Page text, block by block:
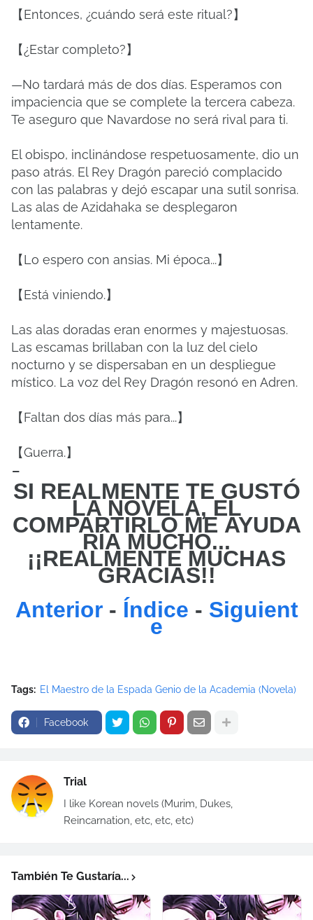
【Entonces, ¿cuándo será este ritual?】
【¿Estar completo?】
—No tardará más de dos días. Esperamos con
impaciencia que se complete la tercera cabeza.
Te aseguro que Navardose no será rival para ti.
El obispo, inclinándose respetuosamente, dio un
paso atrás. El Rey Dragón pareció complacido
con las palabras y dejó escapar una sutil sonrisa.
Las alas de Azidahaka se desplegaron
lentamente.
【Lo espero con ansias. Mi época...】
【Está viniendo.】
Las alas doradas eran enormes y majestuosas.
Las escamas brillaban con la luz del cielo
nocturno y se dispersaban en un despliegue
místico. La voz del Rey Dragón resonó en Adren.
【Faltan dos días más para...】
【Guerra.】
-
SI REALMENTE TE GUSTÓ
LA NOVELA, EL
COMPARTIRLO ME AYUDA
RÍA MUCHO...
¡¡REALMENTE MUCHAS
GRACIAS!!
Anterior - Índice - Siguient
e
Tags: El Maestro de la Espada Genio de la Academia (Novela)
Facebook
Trial
I like Korean novels (Murim, Dukes,
Reincarnation, etc, etc, etc)
También Te Gustaría...